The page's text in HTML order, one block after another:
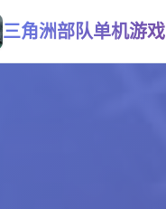
三角洲部队单机游戏